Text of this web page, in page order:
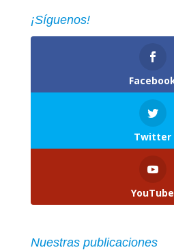
¡Síguenos!
Twitter
YouTube
Nuestras publicaciones